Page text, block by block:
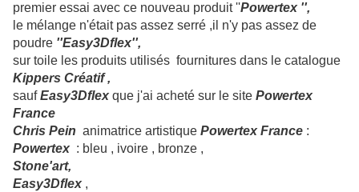
premier essai avec ce nouveau produit ''Powertex '',
le mélange n'était pas assez serré ,il n'y pas assez de
poudre ''Easy3Dflex'',
sur toile les produits utilisés fournitures dans le catalogue
Kippers Créatif ,
saufEasy3Dflex que j'ai acheté sur le site Powertex
France
Chris Pein animatrice artistique Powertex France :
Powertex : bleu , ivoire , bronze ,
Stone'art,
Easy3Dflex ,